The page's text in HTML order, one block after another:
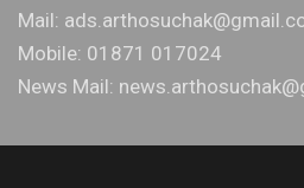
Mail:
Mobile: 01871 017024
News Mail: